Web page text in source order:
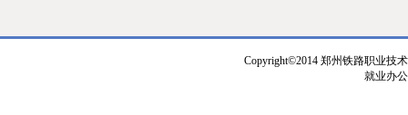
Copyright©2014 郑州铁路职业技
就业办公